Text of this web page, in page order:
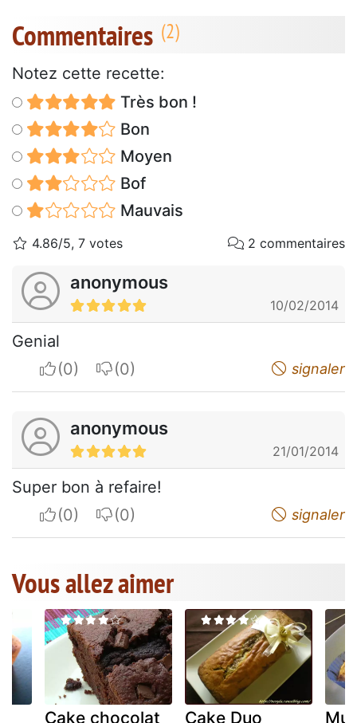
Commentaires
Notez cette recette:
Très bon !
Bon
Moyen
Bof
Mauvais
4.86/5, 7 votes 2 commentaires
anonymous
10/02/2014
Genial
I apreciateI do not appreciate signaler
anonymous
21/01/2014
Super bon à refaire!
I apreciateI do not appreciate signaler
Vous allez aimer
Cake chocolat Cake Duo